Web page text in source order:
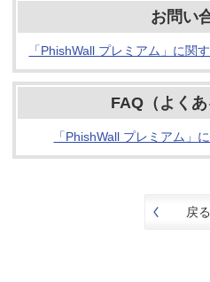
お問い
「PhishWall プレミアム」に関
FAQ（よくあ
「PhishWall プレミアム」
戻る